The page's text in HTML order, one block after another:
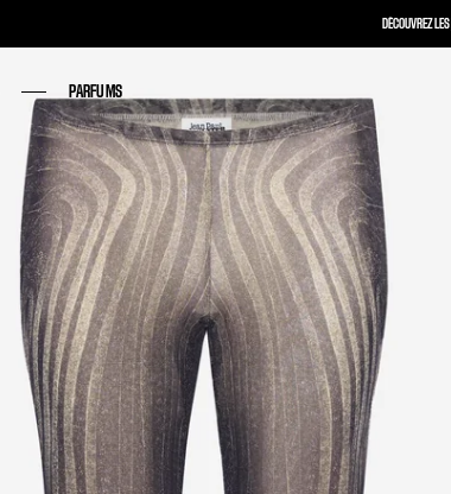
PARFUMS
PARFUMS
DÉCOUVREZ LES